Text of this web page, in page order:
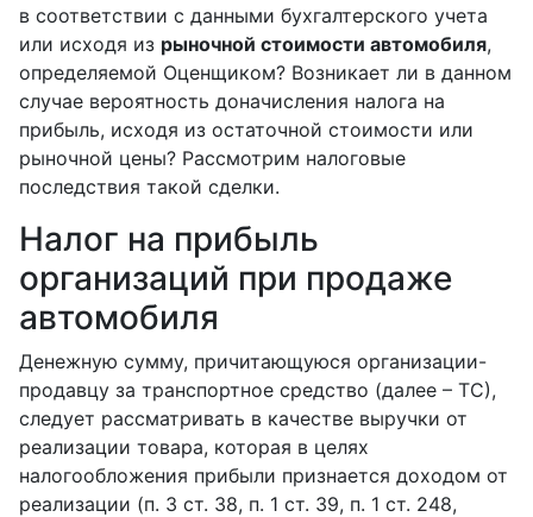
в соответствии с данными бухгалтерского учета
или исходя из рыночной стоимости автомобиля,
определяемой Оценщиком? Возникает ли в данном
случае вероятность доначисления налога на
прибыль, исходя из остаточной стоимости или
рыночной цены? Рассмотрим налоговые
последствия такой сделки.
Налог на прибыль
организаций при продаже
автомобиля
Денежную сумму, причитающуюся организации-
продавцу за транспортное средство (далее – ТС),
следует рассматривать в качестве выручки от
реализации товара, которая в целях
налогообложения прибыли признается доходом от
реализации (п. 3 ст. 38, п. 1 ст. 39, п. 1 ст. 248,